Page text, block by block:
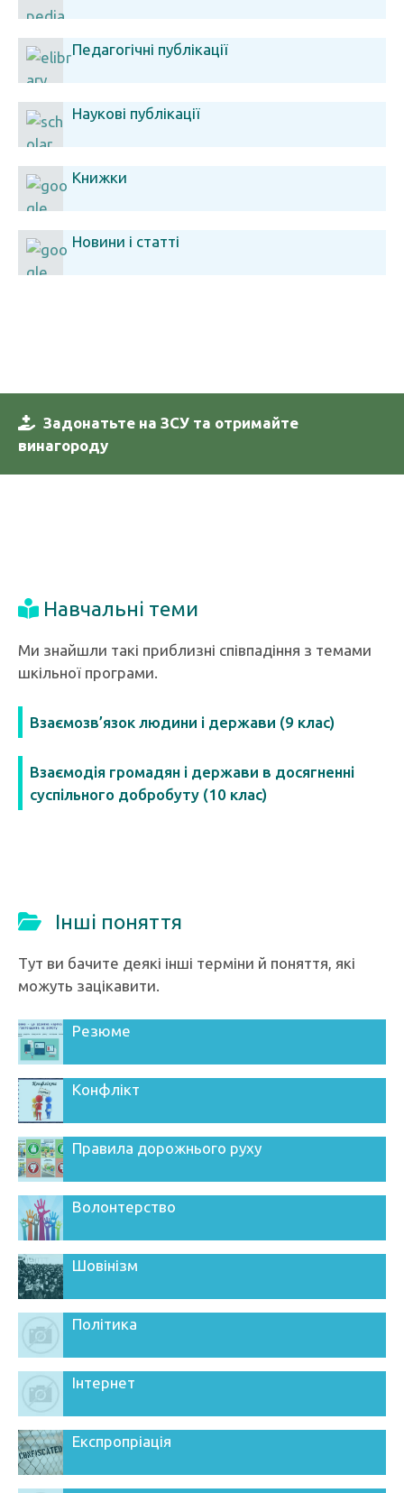
Педагогічні публікації
Наукові публікації
Книжки
Новини і статті
Задонатьте на ЗСУ та отримайте
винагороду
Навчальні теми
Ми знайшли такі приблизні співпадіння з темами
шкільної програми.
Взаємозв’язок людини і держави (9 клас)
Взаємодія громадян і держави в досягненні
суспільного добробуту (10 клас)
Інші поняття
Тут ви бачите деякі інші терміни й поняття, які
можуть зацікавити.
Резюме
Конфлікт
Правила дорожнього руху
Волонтерство
Шовінізм
Політика
Інтернет
Експропріація